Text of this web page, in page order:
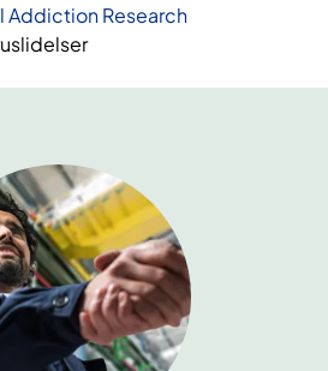
Addiction Research